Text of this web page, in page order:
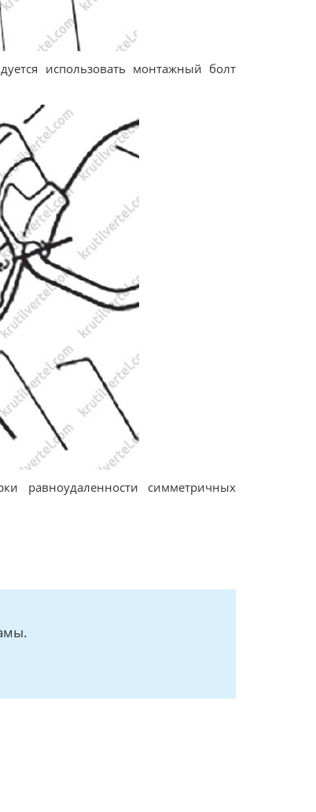
использовать монтажный болт
равноудаленности симметричных